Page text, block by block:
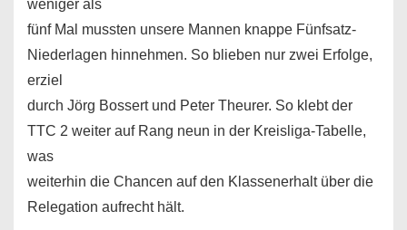
weniger als
fünf Mal mussten unsere Mannen knappe Fünfsatz-
Niederlagen hinnehmen. So blieben nur zwei Erfolge,
erziel
durch Jörg Bossert und Peter Theurer. So klebt der
TTC 2 weiter auf Rang neun in der Kreisliga-Tabelle,
was
weiterhin die Chancen auf den Klassenerhalt über die
Relegation aufrecht hält.